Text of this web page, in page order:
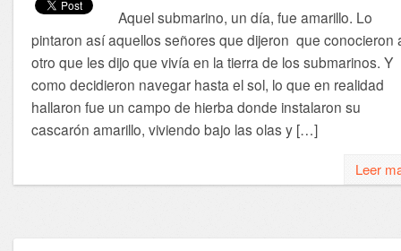
Aquel submarino, un día, fue amarillo. Lo
pintaron así aquellos señores que dijeron que conocieron
otro que les dijo que vivía en la tierra de los submarinos. Y
como decidieron navegar hasta el sol, lo que en realidad
hallaron fue un campo de hierba donde instalaron su
cascarón amarillo, viviendo bajo las olas y […]
Leer